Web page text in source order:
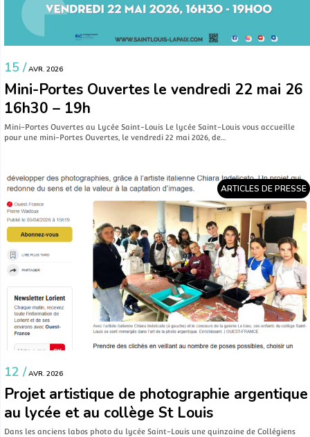
15 / AVR. 2026
Mini-Portes Ouvertes le vendredi 22 mai 26
16h30 – 19h
Mini-Portes Ouvertes au Lycée Saint-Louis Le lycée Saint-Louis vous accueille
pour une mini-Portes Ouvertes, le vendredi 22 mai 2026, de…
ARTICLES DE PRESSE
12 / AVR. 2026
Projet artistique de photographie argentique
au lycée et au collège St Louis
Dans les anciens labos photo du lycée Saint-Louis une quinzaine de Collégiens